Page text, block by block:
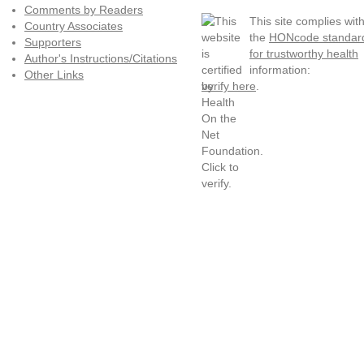
Comments by Readers
Country Associates
Supporters
Author's Instructions/Citations
Other Links
This site complies with
the HONcode
for trustworthy health
information:
verify here